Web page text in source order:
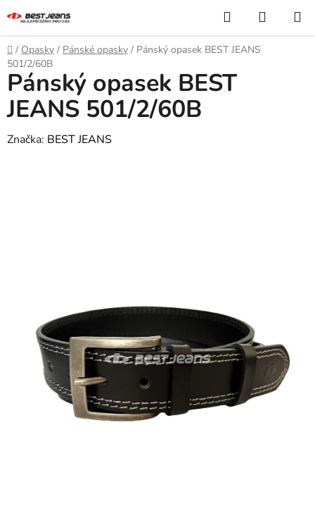
na
obsah
Hledat
KOŠÍK
Domů
/ Opasky / Pánské opasky / Pánský opasek BEST JEANS
501/2/60B
Pánský opasek BEST
JEANS 501/2/60B
Značka: BEST JEANS